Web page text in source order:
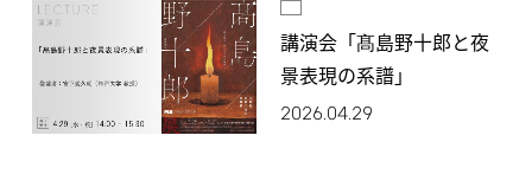
講演会「髙島野十郎と夜
景表現の系譜」
2026.04.29